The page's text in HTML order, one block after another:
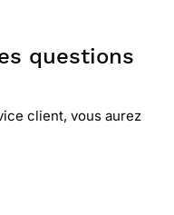
questions
client, vous aurez